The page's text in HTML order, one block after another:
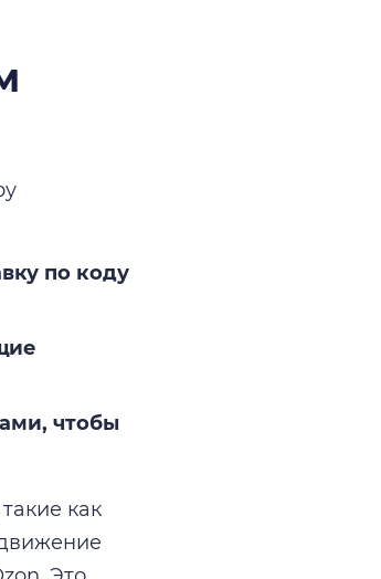
по коду
чтобы
как